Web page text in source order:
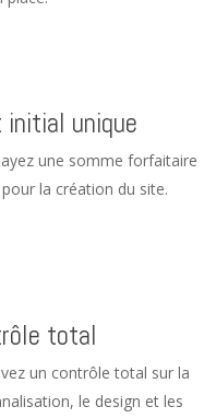
initial unique
une somme forfaitaire
la création du site.
total
un contrôle total sur la
le design et les